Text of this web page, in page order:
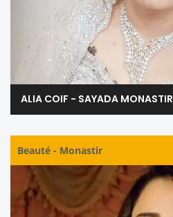
ALIA COIF - SAYADA MONASTIR
Beauté - Monastir